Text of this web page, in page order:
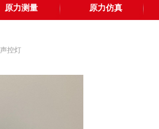
原力测量 原力仿真
声控灯